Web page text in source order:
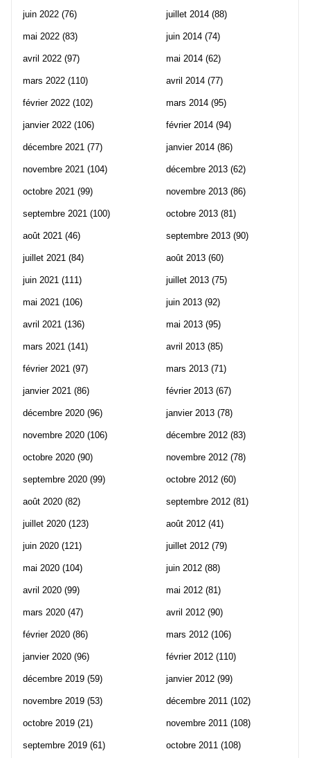
juin 2022 (76)
mai 2022 (83)
avril 2022 (97)
mars 2022 (110)
février 2022 (102)
janvier 2022 (106)
décembre 2021 (77)
novembre 2021 (104)
octobre 2021 (99)
septembre 2021 (100)
août 2021 (46)
juillet 2021 (84)
juin 2021 (111)
mai 2021 (106)
avril 2021 (136)
mars 2021 (141)
février 2021 (97)
janvier 2021 (86)
décembre 2020 (96)
novembre 2020 (106)
octobre 2020 (90)
septembre 2020 (99)
août 2020 (82)
juillet 2020 (123)
juin 2020 (121)
mai 2020 (104)
avril 2020 (99)
mars 2020 (47)
février 2020 (86)
janvier 2020 (96)
décembre 2019 (59)
novembre 2019 (53)
octobre 2019 (21)
septembre 2019 (61)
juillet 2014 (88)
juin 2014 (74)
mai 2014 (62)
avril 2014 (77)
mars 2014 (95)
février 2014 (94)
janvier 2014 (86)
décembre 2013 (62)
novembre 2013 (86)
octobre 2013 (81)
septembre 2013 (90)
août 2013 (60)
juillet 2013 (75)
juin 2013 (92)
mai 2013 (95)
avril 2013 (85)
mars 2013 (71)
février 2013 (67)
janvier 2013 (78)
décembre 2012 (83)
novembre 2012 (78)
octobre 2012 (60)
septembre 2012 (81)
août 2012 (41)
juillet 2012 (79)
juin 2012 (88)
mai 2012 (81)
avril 2012 (90)
mars 2012 (106)
février 2012 (110)
janvier 2012 (99)
décembre 2011 (102)
novembre 2011 (108)
octobre 2011 (108)